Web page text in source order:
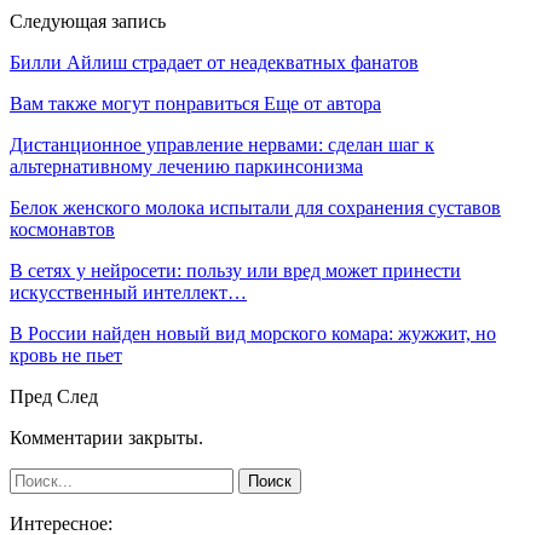
Следующая запись
Билли Айлиш страдает от неадекватных фанатов
Вам также могут понравиться Еще от автора
Дистанционное управление нервами: сделан шаг к
альтернативному лечению паркинсонизма
Белок женского молока испытали для сохранения суставов
космонавтов
В сетях у нейросети: пользу или вред может принести
искусственный интеллект…
В России найден новый вид морского комара: жужжит, но
кровь не пьет
Пред След
Комментарии закрыты.
Интересное: